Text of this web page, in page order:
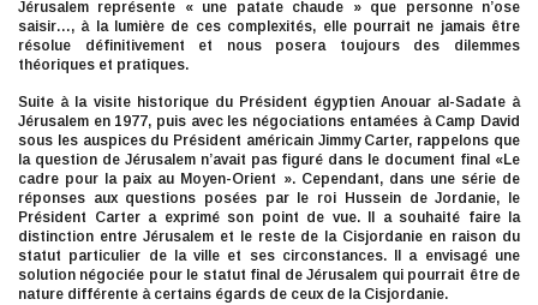
Jérusalem représente « une patate chaude » que personne n’ose
saisir…, à la lumière de ces complexités, elle pourrait ne jamais être
résolue définitivement et nous posera toujours des dilemmes
théoriques et pratiques.
Suite à la visite historique du Président égyptien Anouar al-Sadate à
Jérusalem en 1977, puis avec les négociations entamées à Camp David
sous les auspices du Président américain Jimmy Carter, rappelons que
la question de Jérusalem n’avait pas figuré dans le document final «Le
cadre pour la paix au Moyen-Orient ». Cependant, dans une série de
réponses aux questions posées par le roi Hussein de Jordanie, le
Président Carter a exprimé son point de vue. Il a souhaité faire la
distinction entre Jérusalem et le reste de la Cisjordanie en raison du
statut particulier de la ville et ses circonstances. Il a envisagé une
solution négociée pour le statut final de Jérusalem qui pourrait être de
nature différente à certains égards de ceux de la Cisjordanie.